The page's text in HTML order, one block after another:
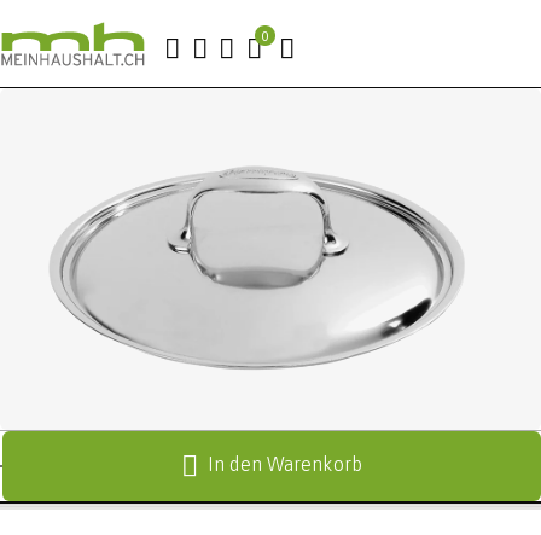
In den Warenkorb